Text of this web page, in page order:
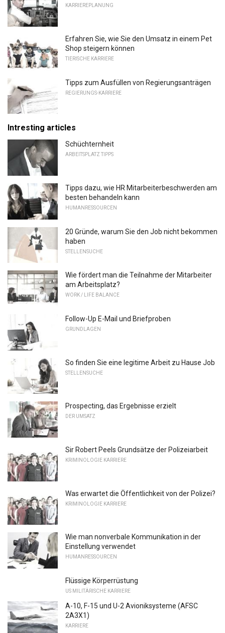
KARRIEREPLANUNG
Erfahren Sie, wie Sie den Umsatz in einem Pet
Shop steigern können
TIERISCHE KARRIERE
Tipps zum Ausfüllen von Regierungsanträgen
REGIERUNGS-KARRIERE
Intresting articles
Schüchternheit
ARBEITSPLATZ TIPPS
Tipps dazu, wie HR Mitarbeiterbeschwerden am
besten behandeln kann
HUMANRESSOURCEN
20 Gründe, warum Sie den Job nicht bekommen
haben
STELLENSUCHE
Wie fördert man die Teilnahme der Mitarbeiter
am Arbeitsplatz?
WORK / LIFE BALANCE
Follow-Up E-Mail und Briefproben
GRUNDLAGEN
So finden Sie eine legitime Arbeit zu Hause Job
STELLENSUCHE
Prospecting, das Ergebnisse erzielt
DER UMSATZ
Sir Robert Peels Grundsätze der Polizeiarbeit
KRIMINOLOGIE KARRIERE
Was erwartet die Öffentlichkeit von der Polizei?
KRIMINOLOGIE KARRIERE
Wie man nonverbale Kommunikation in der
Einstellung verwendet
HUMANRESSOURCEN
Flüssige Körperrüstung
US MILITÄRISCHE KARRIERE
A-10, F-15 und U-2 Avioniksysteme (AFSC
2A3X1)
KARRIERE